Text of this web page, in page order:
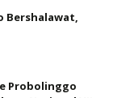
Bershalawat,
Probolinggo